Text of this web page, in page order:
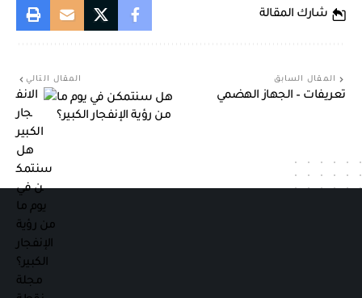
شارك المقالة
المقال السابق
تعريفات – الجهاز الهضمي
المقال التالي
هل سنتمكن في يوم ما
من رؤية الإنفجار الكبير؟